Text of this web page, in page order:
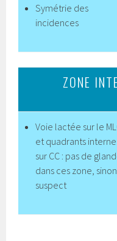
Symétrie des
incidences
ZONE
Voie lactée sur le
et quadrants interne
sur CC : pas de
dans ces zone, sinon
suspect